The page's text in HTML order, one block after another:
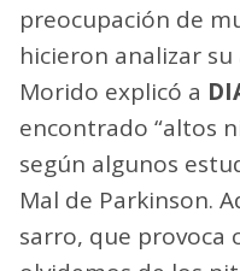
preocupación de
hicieron analizar
Morido explicó a
encontrado “altos
según algunos
Mal de Parkinson.
sarro, que provoca